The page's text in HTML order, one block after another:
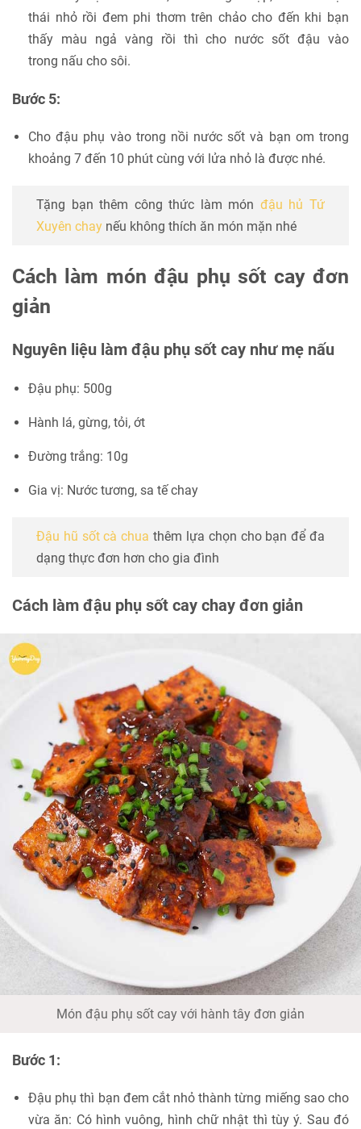
thái nhỏ rồi đem phi thơm trên chảo cho đến khi bạn
thấy màu ngả vàng rồi thì cho nước sốt đậu vào
trong nấu cho sôi.
Bước 5:
Cho đậu phụ vào trong nồi nước sốt và bạn om trong
khoảng 7 đến 10 phút cùng với lửa nhỏ là được nhé.
Tặng bạn thêm công thức làm món đậu hủ Tứ
Xuyên chay nếu không thích ăn món mặn nhé
Cách làm món đậu phụ sốt cay đơn
giản
Nguyên liệu làm đậu phụ sốt cay như mẹ nấu
Đậu phụ: 500g
Hành lá, gừng, tỏi, ớt
Đường trắng: 10g
Gia vị: Nước tương, sa tế chay
Đậu hũ sốt cà chua thêm lựa chọn cho bạn để đa
dạng thực đơn hơn cho gia đình
Cách làm đậu phụ sốt cay chay đơn giản
Món đậu phụ sốt cay với hành tây đơn giản
Bước 1:
Đậu phụ thì bạn đem cắt nhỏ thành từng miếng sao cho
vừa ăn: Có hình vuông, hình chữ nhật thì tùy ý. Sau đó